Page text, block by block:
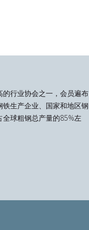
行业协会之一，会员遍布
生产企业、国家和地区钢
球粗钢总产量的85%左